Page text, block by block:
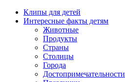
Перейти
содержимому
Клипы для детей
Интересные факты детям
Животные
Продукты
Страны
Столицы
Города
Достопримечательности